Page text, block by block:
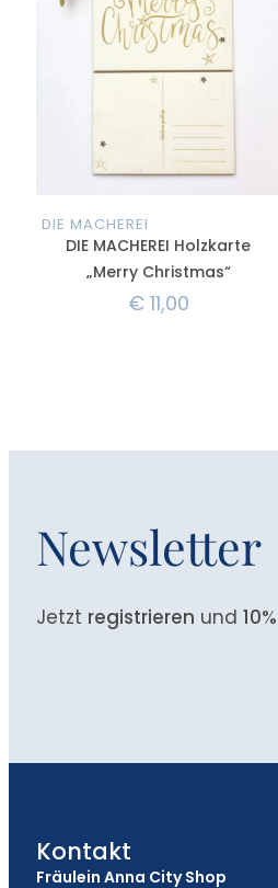
DIE MACHEREI
DIE MACHEREI Holzkarte
„Merry Christmas“
€11,00
Newsletter
Jetzt registrieren und
Kontakt
Fräulein Anna City Shop